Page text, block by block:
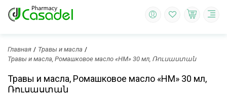
Главная
Травы и масла
Травы и масла, Ромашковое масло «НМ» 30 мл, Ռուսաստան
Травы и масла, Ромашковое масло «НМ» 30 мл,
Ռուսաստան